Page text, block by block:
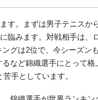
す。まずは男子テニスか
臨みます。対戦相手は、
グは2位で、今シーズン
など錦織選手にとって格
手としています。